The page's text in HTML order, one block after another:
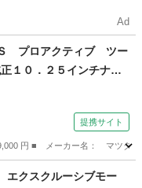
Ad
プロアクティブ ツー
１０．２５インチナ
ＳＥ・全方位モニタ
グヒーター・シートヒ
・パワーシート・パワ
クルーズ・ＨＵＤ・Ｅ
提携サイト
円 ■ メーカー名： マツダ
クスクルーシブモー